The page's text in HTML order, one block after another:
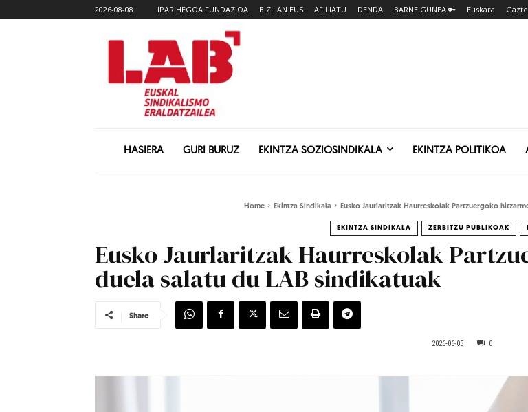
2026-08-08 IPAR HEGOA FUNDAZIOA BIZILAN.EUS AFILIATU DENDA BARNE GUNEA 🔑 Euskara
HASIERA GURI BURUZ EKINTZA SOZIOSINDIKALA EKINTZA POLITIKOA
Home Ekintza Sindikala Eusko Jaurlaritzak Haurreskolak Partzuergoko
EKINTZA SINDIKALA ZERBITZU PUBLIKOAK
Eusko Jaurlaritzak Haurreskolak
duela salatu du LAB sindikatuak
Share
2026-06-05 0